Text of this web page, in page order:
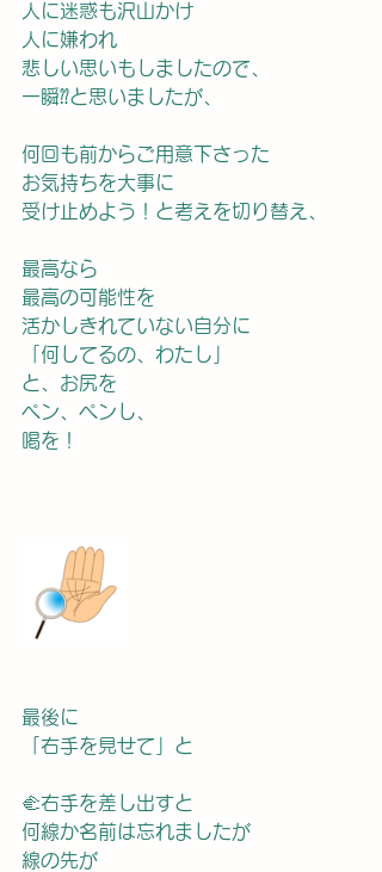
人に迷惑も沢山かけ
人に嫌われ
悲しい思いもしましたので、
一瞬⁇と思いましたが、
何回も前からご用意下さった
お気持ちを大事に
受け止めよう！と考えを切り替え、
最高なら
最高の可能性を
活かしきれていない自分に
「何してるの、わたし」
と、お尻を
ペン、ペンし、
喝を！
最後に
「右手を見せて」と
🫲右手を差し出すと
何線か名前は忘れましたが
線の先が